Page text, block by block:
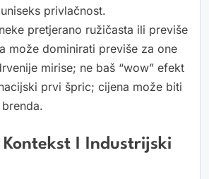
privlačnost.
pretjerano ružičasta ili previše
može dominirati previše za one
mirise; ne baš “wow” efekt
prvi špric; cijena može biti
Kontekst I Industrijski